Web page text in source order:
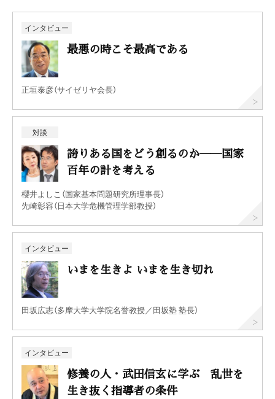
インタビュー
最悪の時こそ最高である
正垣泰彦（サイゼリヤ会長）
対談
誇りある国をどう創るのか──国家
百年の計を考える
櫻井よしこ（国家基本問題研究所理事長）
先崎彰容（日本大学危機管理学部教授）
インタビュー
いまを生きよ いまを生き切れ
田坂広志（多摩大学大学院名誉教授／田坂塾 塾長）
インタビュー
修養の人・武田信玄に学ぶ 乱世を
生き抜く指導者の条件